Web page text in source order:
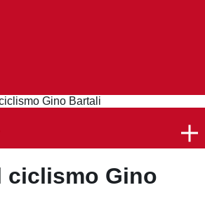
Gino Bartali
ciclismo Gino